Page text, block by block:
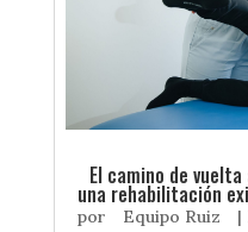
El camino de
una rehabilitación
por Equipo Ruiz |